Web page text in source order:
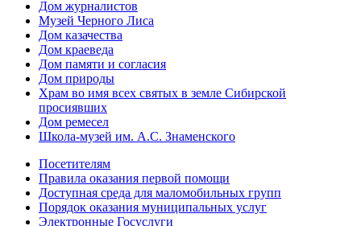
Дом журналистов
Музей Черного Лиса
Дом казачества
Дом краеведа
Дом памяти и согласия
Дом природы
Храм во имя всех святых в земле Сибирской
просиявших
Дом ремесел
Школа-музей им. А.С. Знаменского
Посетителям
Правила оказания первой помощи
Доступная среда для маломобильных групп
Порядок оказания муниципальных услуг
Электронные Госуслуги